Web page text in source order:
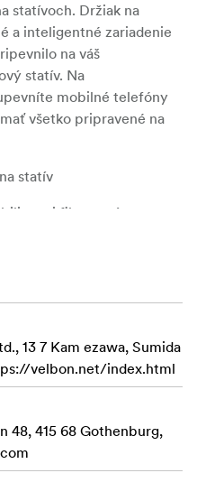
statívoch. Držiak na
a inteligentné zariadenie
na váš
statív. Na
mobilné telefóny
všetko pripravené na
statív
pri filmovaní a
so šírkou do 85 mm
štandardné ¼" na
aj samostatne ako
aj horizontálne.
13 7 Kam ezawa, Sumida
velbon.net/index.html
48, 415 68 Gothenburg,